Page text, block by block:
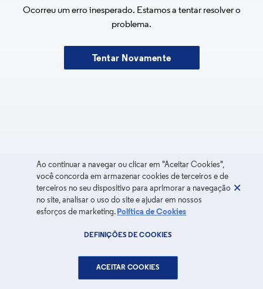
Ocorreu um erro inesperado. Estamos a tentar resolver o
problema.
Tentar Novamente
Ao continuar a navegar ou clicar em "Aceitar Cookies",
você concorda em armazenar cookies de terceiros e de
terceiros no seu dispositivo para aprimorar a navegação
no site, analisar o uso do site e ajudar em nossos
esforços de marketing. Política de Cookies
DEFINIÇÕES DE COOKIES
ACEITAR COOKIES